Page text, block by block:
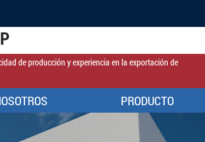
de producción y experiencia en la exportación de
PRODUCTO